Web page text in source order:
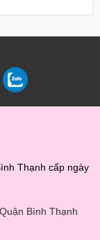
Thạnh cấp ngày
Bình Thạnh